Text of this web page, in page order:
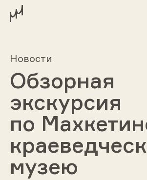
Новости
Обзорная
экскурсия
по
музею